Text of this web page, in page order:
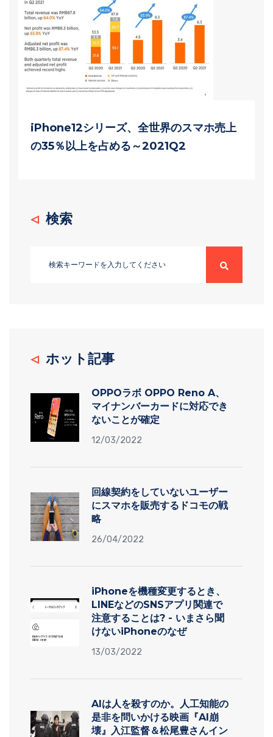
iPhone12シリーズ、全世界のスマホ売上
の35％以上を占める～2021Q2
検索
ホット記事
OPPOラボ OPPO Reno A、
マイナンバーカードに対応でき
ないことが確定
12/03/2022
回線契約をしていないユーザー
にスマホを販売するドコモの戦
略
26/04/2022
iPhoneを機種変更するとき、
LINEなどのSNSアプリ関連で
注意することは? - いまさら聞
けないiPhoneのなぜ
13/03/2022
AIは人を殺すのか。人工知能の
是非を問いかける映画『AI崩
壊』入江監督＆松尾豊さんイン